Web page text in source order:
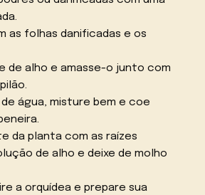
as folhas danificadas e os
de alho e amasse-o junto com
de água, misture bem e coe
da planta com as raízes
de alho e deixe de molho
a orquídea e prepare sua